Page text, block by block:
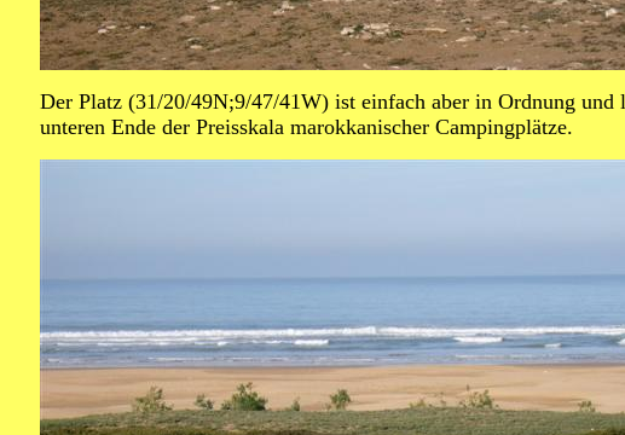
Der Platz (31/20/49N;9/47/41W) ist einfach aber in Ordnung
unteren Ende der Preisskala marokkanischer Campingplätze.